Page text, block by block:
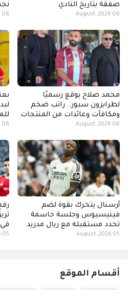
صفقة بتاريخ النادي
06 August, 2026
06 August, 2026
محمد صلاح يوقع رسميًا
لطرابزون سبور.. راتب ضخم
ومكافآت وعائدات من المنتجات
06 August, 2026
06 August, 2026
أرسنال يتحرك بقوة لضم
فينيسيوس وجلسة حاسمة
تحدد مستقبله مع ريال مدريد
05 August, 2026
05 August, 2026
أقسام الموقع